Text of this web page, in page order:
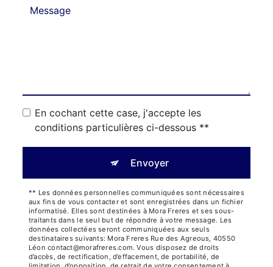
En cochant cette case, j'accepte les
conditions particulières ci-dessous **
Envoyer
** Les données personnelles communiquées sont nécessaires
aux fins de vous contacter et sont enregistrées dans un fichier
informatisé. Elles sont destinées à Mora Freres et ses sous-
traitants dans le seul but de répondre à votre message. Les
données collectées seront communiquées aux seuls
destinataires suivants: Mora Freres Rue des Agreous, 40550
Léon contact@morafreres.com. Vous disposez de droits
d’accès, de rectification, d’effacement, de portabilité, de